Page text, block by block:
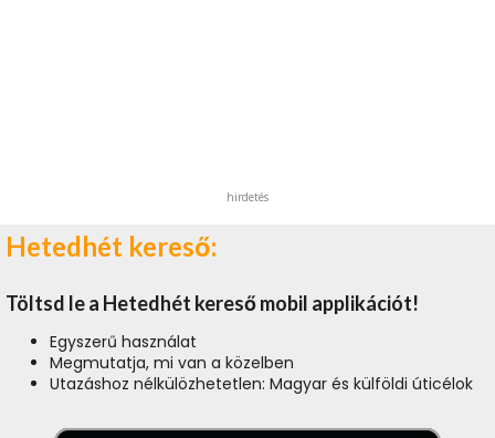
hirdetés
Hetedhét kereső:
Töltsd le a Hetedhét kereső mobil applikációt!
Egyszerű használat
Megmutatja, mi van a közelben
Utazáshoz nélkülözhetetlen: Magyar és külföldi úticélok